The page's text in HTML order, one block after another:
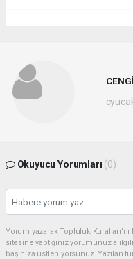
Okuyucu Yorumları (0)
Yorum yazarak Topluluk
sitesine yaptığınız yorumunuzla
başınıza üstleniyorsunuz.